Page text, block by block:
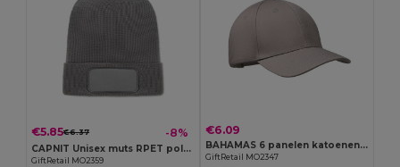
€5.85€6.37 -8%
CAPNIT Unisex muts RPET polyester
GiftRetail MO2359
€6.09
BAHAMAS 6 panelen katoenen baseballpet
GiftRetail MO2347